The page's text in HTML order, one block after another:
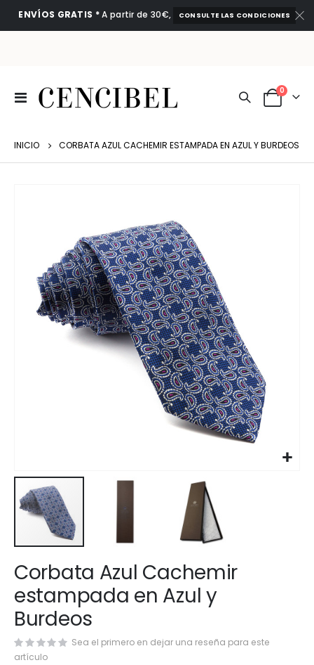
ENVÍOS GRATIS *A partir de 30€, CONSULTE LAS CONDICIONES
Toggle
Nav
Cart
0
INICIO CORBATA AZUL CACHEMIR ESTAMPADA EN AZUL Y BURDEOS
imágenes
al
comienzo
de
la
galería
de
imágenes
Corbata Azul Cachemir
estampada en Azul y
Burdeos
Sea el primero en dejar una reseña para este
artículo